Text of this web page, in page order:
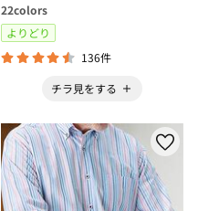
22colors
よりどり
136件
チラ見をする